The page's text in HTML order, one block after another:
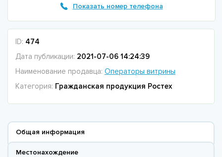
Показать номер телефона
ID: 474
Дата публикации: 2021-07-06 14:24:39
Наименование продавца: Операторы витрины
Категория: Гражданская продукция Ростех
Общая информация
Местонахождение